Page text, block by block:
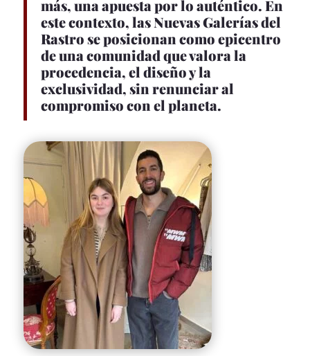
más, una apuesta por lo auténtico. En
este contexto, las Nuevas Galerías del
Rastro se posicionan como epicentro
de una comunidad que valora la
procedencia, el diseño y la
exclusividad, sin renunciar al
compromiso con el planeta.